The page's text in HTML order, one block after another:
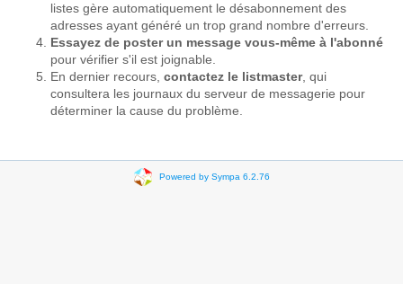
listes gère automatiquement le désabonnement des
adresses ayant généré un trop grand nombre d'erreurs.
Essayez de poster un message vous-même à l'abonné
pour vérifier s'il est joignable.
En dernier recours, contactez le listmaster, qui
consultera les journaux du serveur de messagerie pour
déterminer la cause du problème.
Powered by Sympa 6.2.76